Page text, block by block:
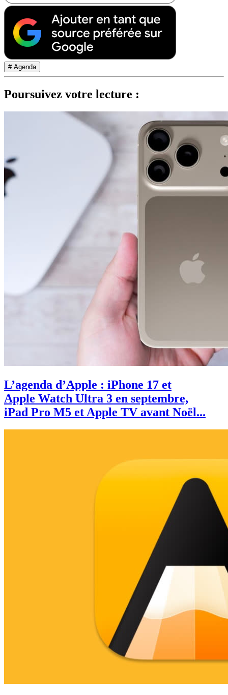
# Agenda
Poursuivez votre lecture :
L’agenda d’Apple : iPhone 17 et
Apple Watch Ultra 3 en septembre,
iPad Pro M5 et Apple TV avant Noël...